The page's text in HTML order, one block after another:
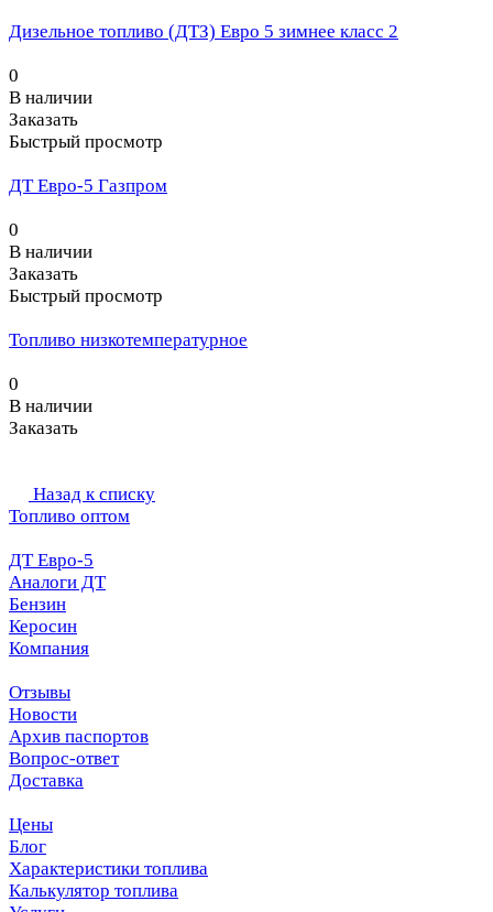
Дизельное топливо (ДТЗ) Евро 5 зимнее класс 2
0
В наличии
Заказать
Быстрый просмотр
ДТ Евро-5 Газпром
0
В наличии
Заказать
Быстрый просмотр
Топливо низкотемпературное
0
В наличии
Заказать
Назад к списку
Топливо оптом
ДТ Евро-5
Аналоги ДТ
Бензин
Керосин
Компания
Отзывы
Новости
Архив паспортов
Вопрос-ответ
Доставка
Цены
Блог
Характеристики топлива
Калькулятор топлива